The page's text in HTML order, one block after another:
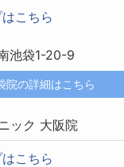
こちら
池袋1-20-9
院の詳細はこちら
ック 大阪院
こちら